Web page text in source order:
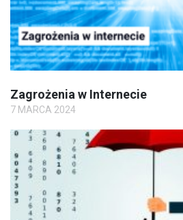
Zagrożenia w Internecie
7 MARCA 2024